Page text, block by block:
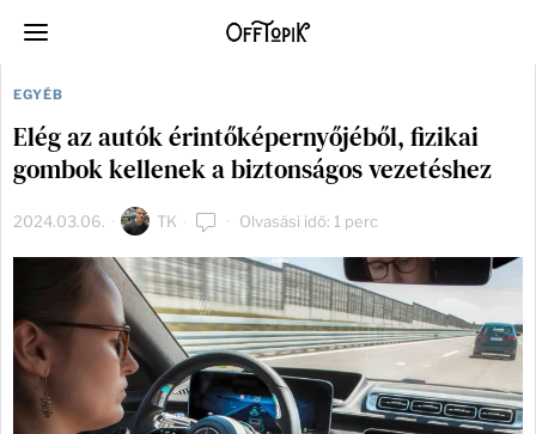
EGYÉB
Elég az autók érintőképernyőjéből, fizikai
gombok kellenek a biztonságos vezetéshez
2024.03.06. TK Olvasási idő: 1 perc